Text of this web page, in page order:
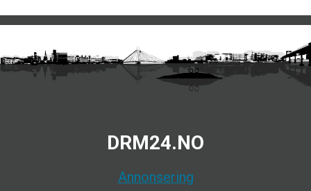
DRM24.NO
Annonsering